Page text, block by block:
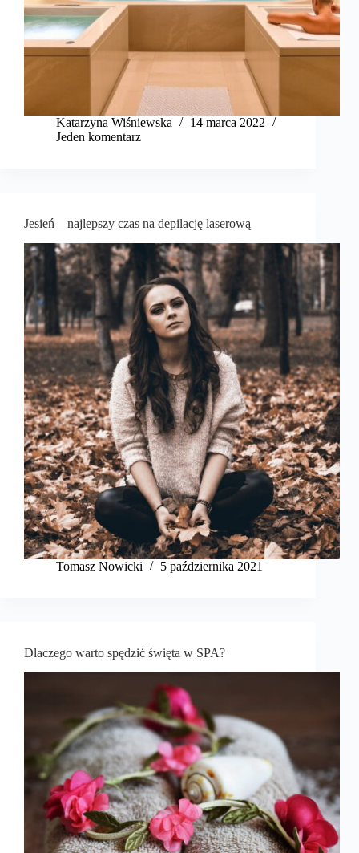
Katarzyna Wiśniewska
14 marca 2022
Jeden komentarz
Jesień – najlepszy czas na depilację laserową
Tomasz Nowicki 5 października 2021
Dlaczego warto spędzić święta w SPA?